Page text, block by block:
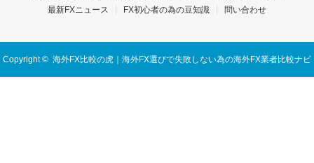
最新FXニュース
FX初心者の為の豆知識 問い合わせ
Copyright © 海外FX比較の虎｜海外FX選びで失敗しない為の海外FX業者比較ナビ